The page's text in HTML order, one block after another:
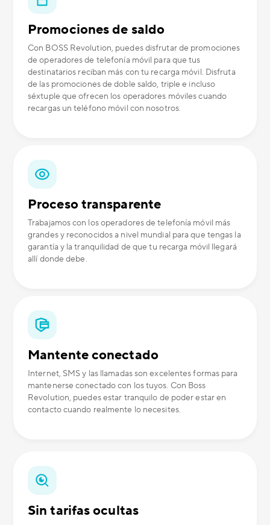
Promociones de saldo
Con BOSS Revolution, puedes disfrutar de promociones
de operadores de telefonía móvil para que tus
destinatarios reciban más con tu recarga móvil. Disfruta
de las promociones de doble saldo, triple e incluso
séxtuple que ofrecen los operadores móviles cuando
recargas un teléfono móvil con nosotros.
Proceso transparente
Trabajamos con los operadores de telefonía móvil más
grandes y reconocidos a nivel mundial para que tengas la
garantía y la tranquilidad de que tu recarga móvil llegará
allí donde debe.
Mantente conectado
Internet, SMS y las llamadas son excelentes formas para
mantenerse conectado con los tuyos. Con Boss
Revolution, puedes estar tranquilo de poder estar en
contacto cuando realmente lo necesites.
Sin tarifas ocultas